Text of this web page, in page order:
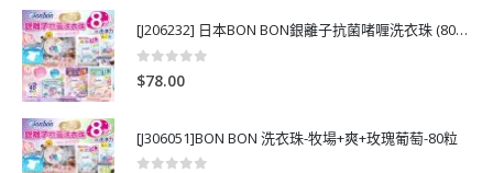
[J206232] 日本BON BON銀離子抗菌啫喱洗衣珠 (80粒)
0
$78.00
[J306051]BON BON 洗衣珠-牧場+爽+玫瑰葡萄-80粒